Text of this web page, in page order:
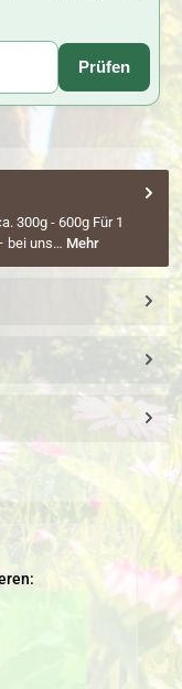
Prüfen
300g - 600g Für 1
bei uns… Mehr